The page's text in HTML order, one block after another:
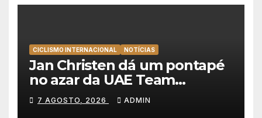
CICLISMO INTERNACIONAL NOTÍCIAS
Jan Christen dá um pontapé
no azar da UAE Team
Emirates e vence na Volta a
Polónia
7 AGOSTO, 2026 ADMIN